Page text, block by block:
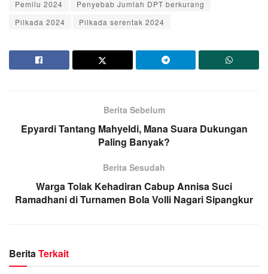
Pemilu 2024
Penyebab Jumlah DPT berkurang
Pilkada 2024
Pilkada serentak 2024
Berita Sebelum
Epyardi Tantang Mahyeldi, Mana Suara Dukungan
Paling Banyak?
Berita Sesudah
Warga Tolak Kehadiran Cabup Annisa Suci
Ramadhani di Turnamen Bola Volli Nagari Sipangkur
BeritaTerkait